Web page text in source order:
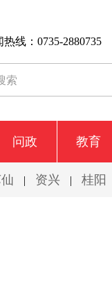
热线：0735-2880735
问政 教育
| 资兴 | 桂阳